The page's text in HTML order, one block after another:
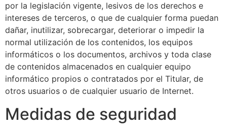
por la legislación vigente, lesivos de los derechos e
intereses de terceros, o que de cualquier forma puedan
dañar, inutilizar, sobrecargar, deteriorar o impedir la
normal utilización de los contenidos, los equipos
informáticos o los documentos, archivos y toda clase
de contenidos almacenados en cualquier equipo
informático propios o contratados por el Titular, de
otros usuarios o de cualquier usuario de Internet.
Medidas de seguridad